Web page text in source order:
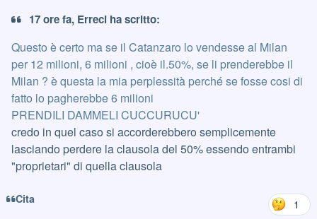
17 ore fa, Erreci ha scritto:
Questo è certo ma se il Catanzaro lo vendesse al Milan
per 12 milioni, 6 milioni , cioè il.50%, se li prenderebbe il
Milan ? è questa la mia perplessità perché se fosse cosi di
fatto lo pagherebbe 6 milioni
PRENDILI DAMMELI CUCCURUCU'
credo in quel caso si accorderebbero semplicemente
lasciando perdere la clausola del 50% essendo entrambi
"proprietari" di quella clausola
Cita 1